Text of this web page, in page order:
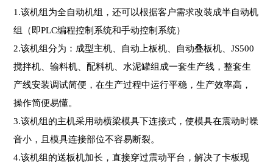
1.该机组为全自动机组，还可以根据客户需求改装成半自动机
组（即PLC编程控制系统和手动控制系统）
2.该机组分为：成型主机、自动上板机、自动叠板机、JS500
搅拌机、输料机、配料机、水泥罐组成一套生产线，整套生
产线安装调试简便，在生产过程中运行平稳，生产效率高，
操作简便易懂。
3.该机组的主机采用动横梁模具下连接式，使模具在震动时噪
音小，且模具连接部位不容易断裂。
4.该机组的送板机加长，直接穿过震动平台，解决了卡板现